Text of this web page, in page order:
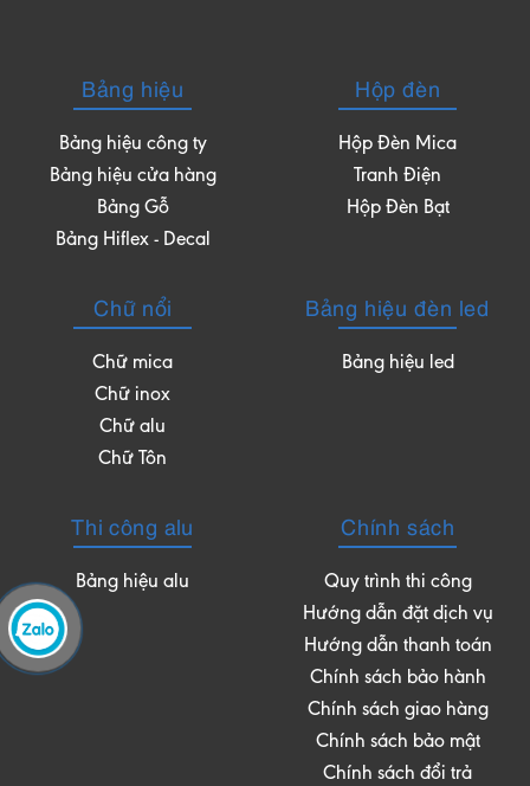
Bảng hiệu
Bảng hiệu công ty
Bảng hiệu cửa hàng
Bảng Gỗ
Bảng Hiflex - Decal
Hộp đèn
Hộp Đèn Mica
Tranh Điện
Hộp Đèn Bạt
Chữ nổi
Chữ mica
Chữ inox
Chữ alu
Chữ Tôn
Bảng hiệu đèn led
Bảng hiệu led
Thi công alu
Bảng hiệu alu
Chính sách
Quy trình thi công
Hướng dẫn đặt dịch vụ
Hướng dẫn thanh toán
Chính sách bảo hành
Chính sách giao hàng
Chính sách bảo mật
Chính sách đổi trả